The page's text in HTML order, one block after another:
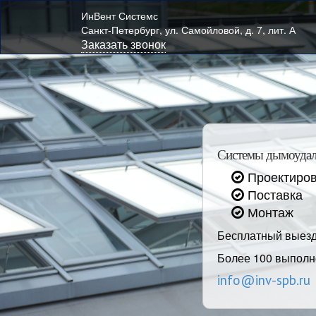
ИнВент Системс
Санкт-Петербург, ул. Самойловой, д. 7, лит. А
Заказать звонок
Системы
Поставка
Монтаж
Бесплатный
Более 100
info@inv-spb.ru